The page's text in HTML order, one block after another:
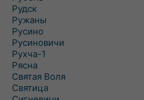
Рудск
Ружаны
Русино
Русиновичи
Рухча-1
Рясна
Святая Воля
Святица